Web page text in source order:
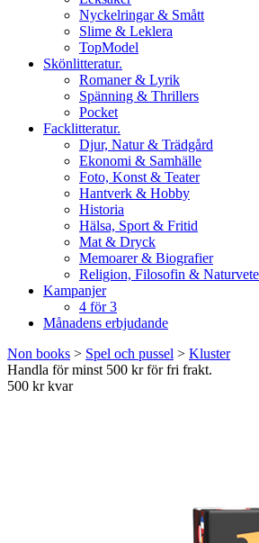
Nyckelringar & Smått
Slime & Leklera
TopModel
Skönlitteratur.
Romaner & Lyrik
Spänning & Thrillers
Pocket
Facklitteratur.
Djur, Natur & Trädgård
Ekonomi & Samhälle
Foto, Konst & Teater
Hantverk & Hobby
Historia
Hälsa, Sport & Fritid
Mat & Dryck
Memoarer & Biografier
Religion, Filosofin &
Kampanjer
4 för 3
Månadens erbjudande
Non books > Spel och pussel > Kluster
Handla för minst 500 kr för fri frakt.
500 kr kvar